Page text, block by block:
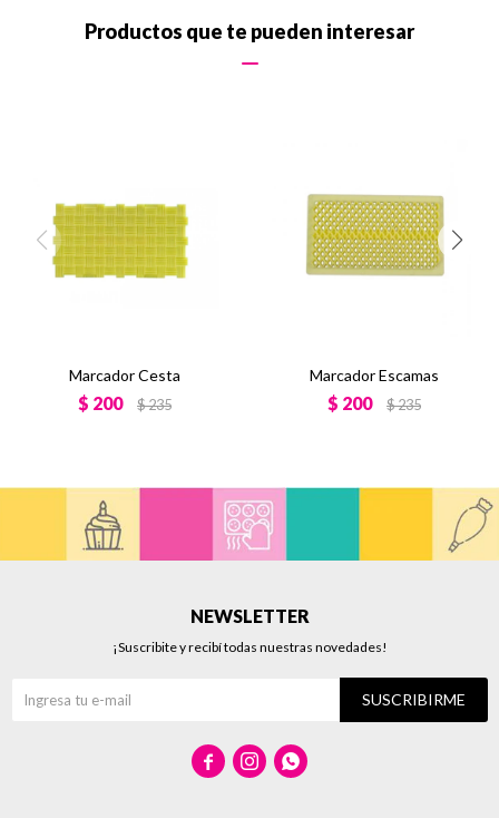
Productos que te pueden interesar
Marcador Cesta
$ 200 $235
Marcador Escamas
$ 200 $235
NEWSLETTER
¡Suscribite y recibí todas nuestras novedades!
SUSCRIBIRME
  